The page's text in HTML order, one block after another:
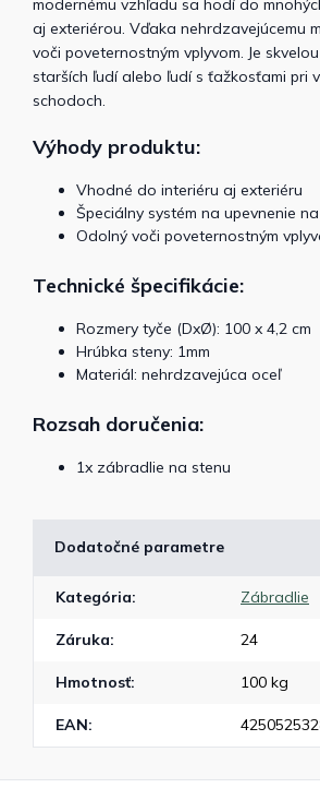
aj exteriérou. Vďaka nehrdzavejúcemu
voči poveternostným vplyvom. Je
starších ľudí alebo ľudí s ťažkosťami pri
schodoch.
Výhody produktu:
Vhodné do interiéru aj exteriéru
Špeciálny systém na upevnenie
Odolný voči poveternostným
Technické špecifikácie:
Rozmery tyče (DxØ): 100 x 4,2 cm
Hrúbka steny: 1mm
Materiál: nehrdzavejúca oceľ
Rozsah doručenia:
1x zábradlie na stenu
Dodatočné parametre
Kategória: Zábradlie
Záruka: 24
Hmotnosť: 100 kg
EAN: